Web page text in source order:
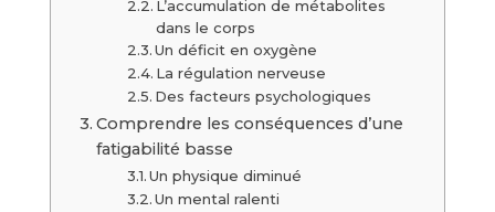
L’accumulation de métabolites
dans le corps
Un déficit en oxygène
La régulation nerveuse
Des facteurs psychologiques
Comprendre les conséquences d’une
fatigabilité basse
Un physique diminué
Un mental ralenti